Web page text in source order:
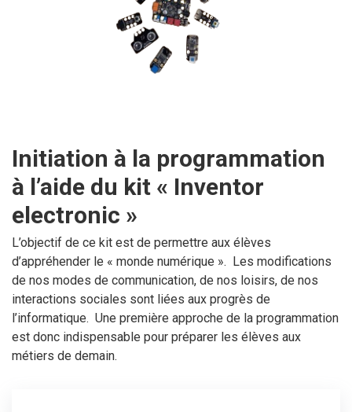
Initiation à la programmation
à l’aide du kit « Inventor
electronic »
L’objectif de ce kit est de permettre aux élèves
d’appréhender le « monde numérique ». Les modifications
de nos modes de communication, de nos loisirs, de nos
interactions sociales sont liées aux progrès de
l’informatique. Une première approche de la programmation
est donc indispensable pour préparer les élèves aux
métiers de demain.